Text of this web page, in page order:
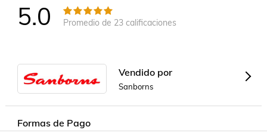
5.0 Promedio de 23calificaciones
Vendido por
Sanborns
Formas de Pago